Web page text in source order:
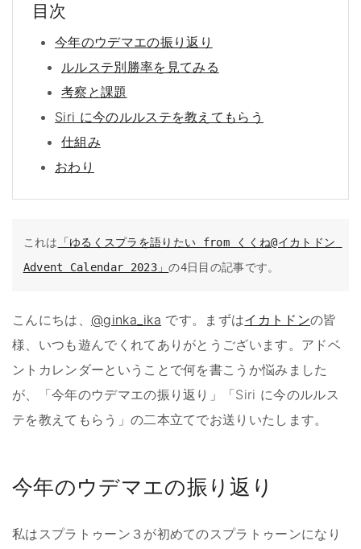
目次
今年のウデマエの振り返り
ルルステ別勝率を見てみる
考察と課題
Siri に今のルルステを教えてもらう
仕組み
おわり
これは 「ゆるくスプラを語りたい from くくね@イカトドン
Advent Calendar 2023」の4日目の記事です。
こんにちは、 @ginka_ika です。まずはイカトドンの皆
様、いつも遊んでくれてありがとうございます。アドベ
ントカレンダーということで何を書こうか悩みました
が、「今年のウデマエの振り返り」「Siri に今のルルス
テを教えてもらう」の二本立てでお送りいたします。
今年のウデマエの振り返り
私はスプラトゥーン３が初めてのスプラトゥーンになり